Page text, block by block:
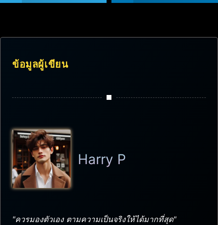
ข้อมูลผู้เขียน
Harry P
"ควรมองตัวเอง ตามความเป็นจริงให้ได้มากที่สุด"